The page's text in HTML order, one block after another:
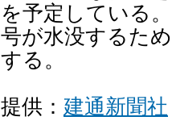
を予定している
号が水没するた
する。
提供： 建通新聞社